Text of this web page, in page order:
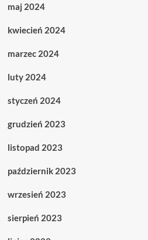
maj 2024
kwiecień 2024
marzec 2024
luty 2024
styczeń 2024
grudzień 2023
listopad 2023
październik 2023
wrzesień 2023
sierpień 2023